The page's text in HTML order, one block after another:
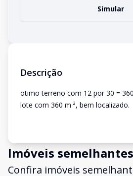
Simular
Descrição
otimo terreno com 12 por 30 = 360
lote com 360 m ², bem localizado.
Imóveis semelhantes
Confira imóveis